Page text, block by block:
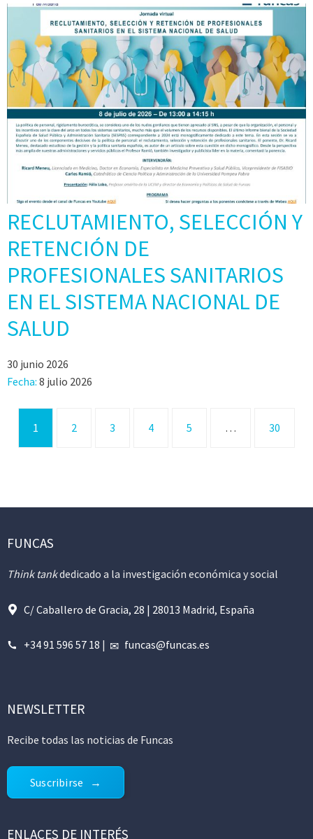
RECLUTAMIENTO, SELECCIÓN Y
RETENCIÓN DE
PROFESIONALES SANITARIOS
EN EL SISTEMA NACIONAL DE
SALUD
30 junio 2026
Fecha: 8 julio 2026
1 2 3 4 5 … 30
FUNCAS
Think tankdedicado a la investigación económica y social
C/ Caballero de Gracia, 28 | 28013 Madrid, España
+34 91 596 57 18 | funcas@funcas.es
NEWSLETTER
Recibe todas las noticias de Funcas
Suscribirse
ENLACES DE INTERÉS